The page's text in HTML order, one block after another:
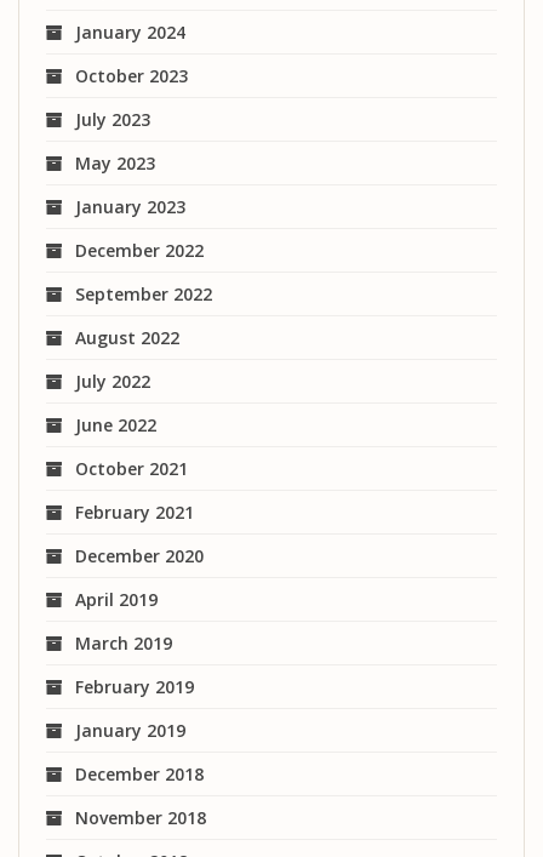
January 2024
October 2023
July 2023
May 2023
January 2023
December 2022
September 2022
August 2022
July 2022
June 2022
October 2021
February 2021
December 2020
April 2019
March 2019
February 2019
January 2019
December 2018
November 2018